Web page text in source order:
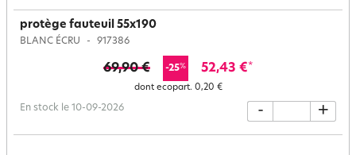
protège fauteuil 55x190
BLANC ÉCRU 917386
69,90 € -25% 52,43 €*
dont ecopart. 0,20 €
En stock le 10-09-2026 - +